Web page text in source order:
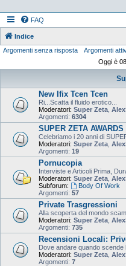
FAQ
Indice
Argomenti senza risposta
Argomenti
Oggi è
New Ifix Tcen Tcen
Ri...Scatta il fluido erotico...
Moderatori: Super Zeta
Argomenti: 6304
SUPER ZETA
Celebriamo i 20 anni di
Moderatori: Super Zeta
Argomenti: 19
Pornucopia
Interviste e Articoli Prima,
Moderatori: Super Zeta
Subforum:
Body Of Work
Argomenti: 57
Private Trasgressioni
Alla scoperta del mondo
Moderatori: Super Zeta
Argomenti: 735
Recensioni Locali:
Dove andare quando scende
Moderatori: Super Zeta
Argomenti: 7